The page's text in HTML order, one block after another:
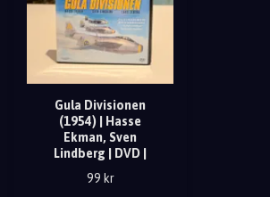
Gula Divisionen
(1954) | Hasse
Ekman, Sven
Lindberg | DVD |
99 kr